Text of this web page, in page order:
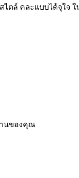
ตล์ คละแบบได้จุใจ ใ
านของคุณ